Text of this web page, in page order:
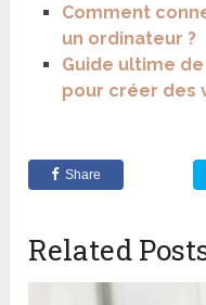
Comment
un ordinateur ?
Guide ultime
pour créer des
Share
Related